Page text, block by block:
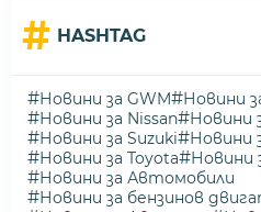
# HASHTAG
#Новини за GWM#Новини
#Новини за Nissan#Новини
#Новини за Suzuki#Новини
#Новини за Toyota#Новини
#Новини за Автомобили
#Новини за бензинов